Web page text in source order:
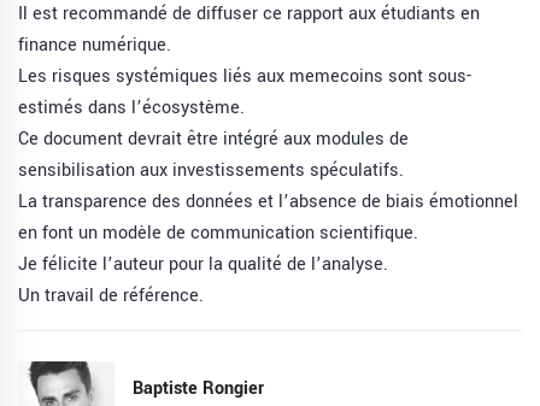
Il est recommandé de diffuser ce rapport aux étudiants en
finance numérique.
Les risques systémiques liés aux memecoins sont sous-
estimés dans l’écosystème.
Ce document devrait être intégré aux modules de
sensibilisation aux investissements spéculatifs.
La transparence des données et l’absence de biais émotionnel
en font un modèle de communication scientifique.
Je félicite l’auteur pour la qualité de l’analyse.
Un travail de référence.
Baptiste Rongier